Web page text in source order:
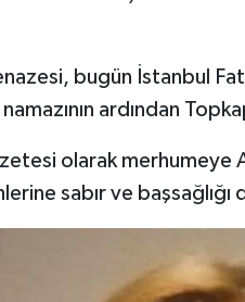
bugün İstanbul
namazının ardından
olarak
sabır ve başsağlığı